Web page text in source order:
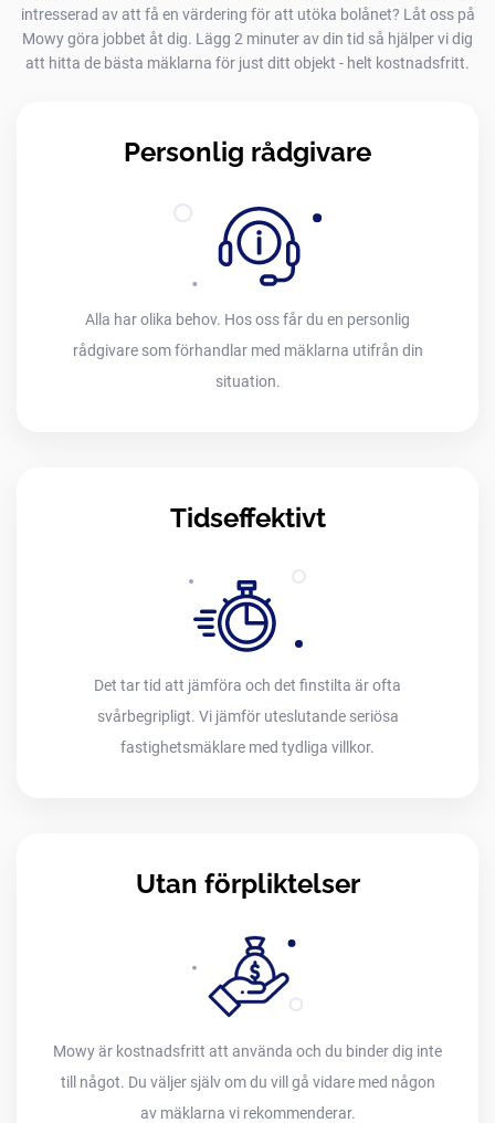
intresserad av att få en värdering för att utöka bolånet? Låt oss på
Mowy göra jobbet åt dig. Lägg 2 minuter av din tid så hjälper vi dig
att hitta de bästa mäklarna för just ditt objekt - helt kostnadsfritt.
Personlig rådgivare
Alla har olika behov. Hos oss får du en personlig
rådgivare som förhandlar med mäklarna utifrån din
situation.
Tidseffektivt
Det tar tid att jämföra och det finstilta är ofta
svårbegripligt. Vi jämför uteslutande seriösa
fastighetsmäklare med tydliga villkor.
Utan förpliktelser
Mowy är kostnadsfritt att använda och du binder dig inte
till något. Du väljer själv om du vill gå vidare med någon
av mäklarna vi rekommenderar.